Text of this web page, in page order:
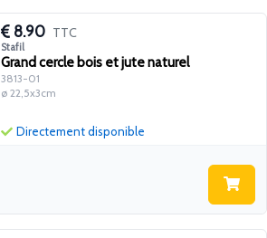
8.90 TTC
Stafil
Grand cercle bois et jute naturel
3813-01
ø 22,5x3cm
Directement disponible